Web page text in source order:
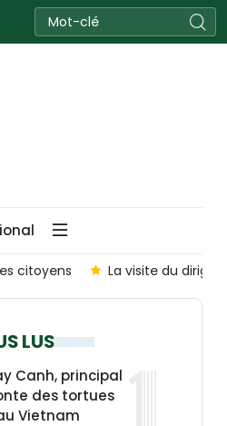
citoyens La visite du
LUS
Canh, principal
des tortues
Vietnam